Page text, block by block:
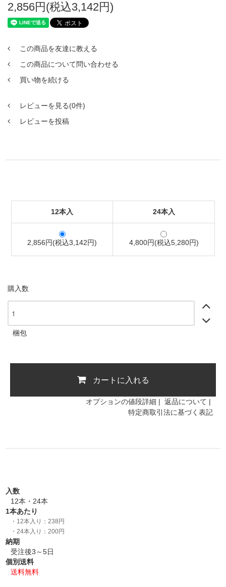
2,856円(税込3,142円)
この商品を友達に教える
この商品について問い合わせる
買い物を続ける
レビューを見る(0件)
レビューを投稿
12本入 24本入
2,856円(税込3,142円) 4,800円(税込5,280円)
購入数
梱包
カートに入れる
オプションの値段詳細 | 返品について |
特定商取引法に基づく表記
入数
12本・24本
1本あたり
・12本入り：238円
・24本入り：200円
納期
受注後3～5日
個別送料
送料無料